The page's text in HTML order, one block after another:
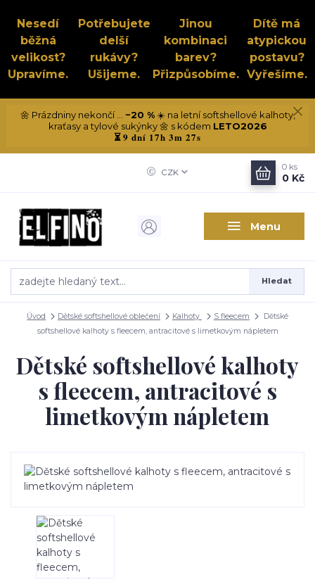
Nesedí
běžná
velikost?
Upravíme.
Potřebujete
delší
rukávy?
Ušijeme.
Jinou
kombinaci
barev?
Přizpůsobíme.
Dítě má
atypickou
postavu?
Vyřešíme.
🌼 Prázdniny nekončí ... −20 %☀️ na letní softshellové kalhoty,
kraťasy a tylové sukýnky 🌼 s kódem LETO2026
⏳9 dní 17h 3m 26s
Menu
CZK
Hledat
0 ks
0 Kč
Úvod Dětské softshellové oblečení Kalhoty S fleecem
Dětské
softshellové kalhoty s fleecem, antracitové s limetkovým nápletem
Dětské softshellové kalhoty
s fleecem, antracitové s
limetkovým nápletem